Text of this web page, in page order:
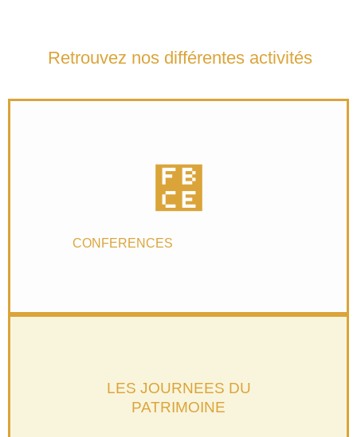
Retrouvez nos différentes activités
CONFERENCES
LES JOURNEES DU
PATRIMOINE